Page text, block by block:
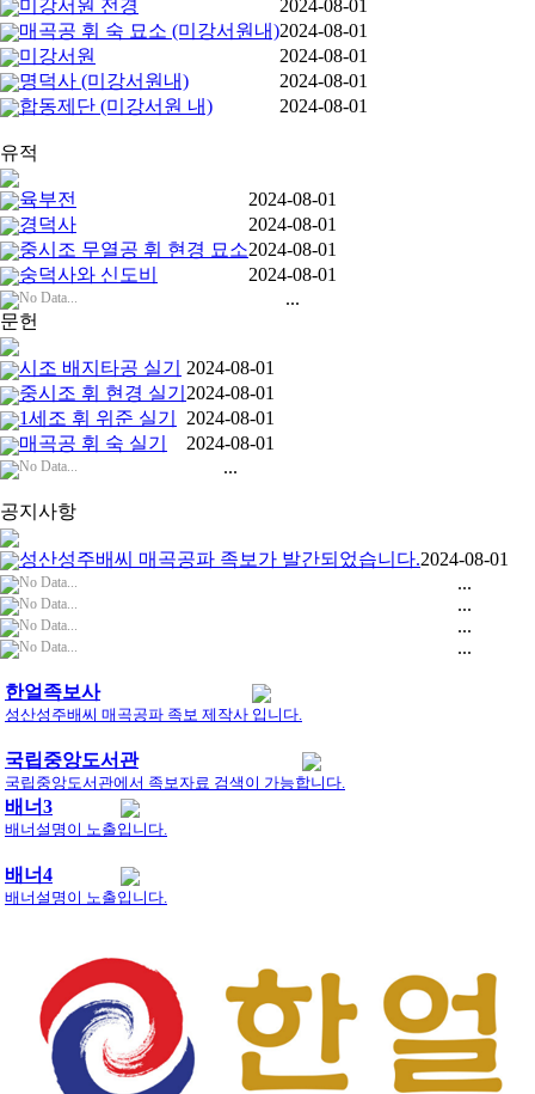
미강서원 전경
2024-08-01
매곡공 휘 숙 묘소 (미강서원내)2024-08-01
미강서원
2024-08-01
명덕사 (미강서원내)
2024-08-01
합동제단 (미강서원 내)
2024-08-01
유적
육부전
2024-08-01
경덕사
2024-08-01
중시조 무열공 휘 현경 묘소2024-08-01
숭덕사와 신도비
2024-08-01
No Data...
...
문헌
시조 배지타공 실기
2024-08-01
중시조 휘 현경 실기 2024-08-01
1세조 휘 위준 실기
2024-08-01
매곡공 휘 숙 실기
2024-08-01
No Data... ...
공지사항
성산성주배씨 매곡공파 족보가 발간되었습니다.2024-08-01
No Data... ...
No Data... ...
No Data... ...
No Data... ...
한얼족보사
성산성주배씨 매곡공파 족보 제작사 입니다.
국립중앙도서관
국립중앙도서관에서 족보자료 검색이 가능합니다.
배너3
배너설명이 노출입니다.
배너4
배너설명이 노출입니다.